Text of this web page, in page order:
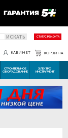
ИСКАТЬ СТАТУС РЕМОНТА
КАБИНЕТ КОРЗИНА
СТРОИТЕЛЬНОЕ
ОБОРУДОВАНИЕ
ЭЛЕКТРО
ИНСТРУМЕНТ